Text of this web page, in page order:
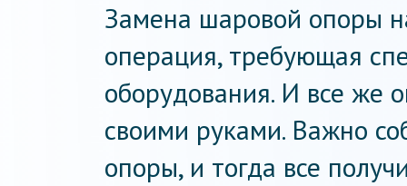
Замена шаровой опоры
операция, требующая
оборудования. И все же
своими руками. Важно
опоры, и тогда все